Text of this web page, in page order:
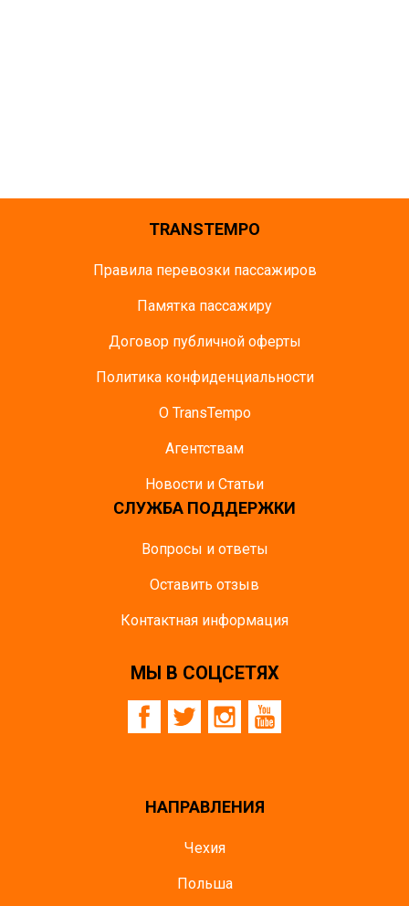
TRANSTEMPO
Правила перевозки пассажиров
Памятка пасcажиру
Договор публичной оферты
Политика конфиденциальности
О TransTempo
Агентствам
Новости и Статьи
СЛУЖБА ПОДДЕРЖКИ
Вопросы и ответы
Оставить отзыв
Контактная информация
МЫ В СОЦСЕТЯХ
НАПРАВЛЕНИЯ
Чехия
Польша